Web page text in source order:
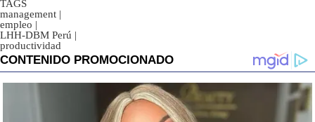
TAGS
management |
empleo |
LHH-DBM Perú |
productividad